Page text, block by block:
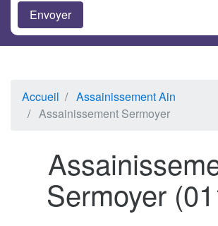
Accueil
Assainissement Ain
Assainissement Sermoyer
Sermoyer